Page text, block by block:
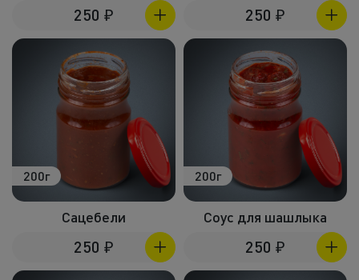
250 ₽ 250 ₽
200г
Сацебели
250 ₽
200г
Соус для шашлыка
250 ₽